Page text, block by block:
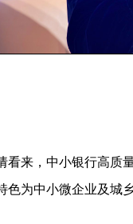
来，中小银行高质量
色为中小微企业及城